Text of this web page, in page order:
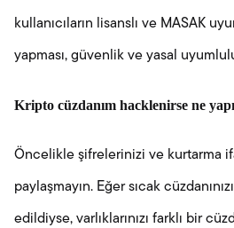
kullanıcıların lisanslı ve MASAK
yapması, güvenlik ve yasal
Kripto cüzdanım hacklenirse ne
Öncelikle şifrelerinizi ve kurtarma
paylaşmayın. Eğer sıcak
edildiyse, varlıklarınızı farklı bir